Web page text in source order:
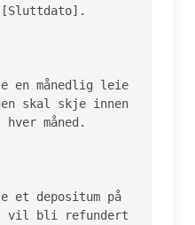
en månedlig leie
skal skje innen
måned.
et depositum på
vil bli refundert